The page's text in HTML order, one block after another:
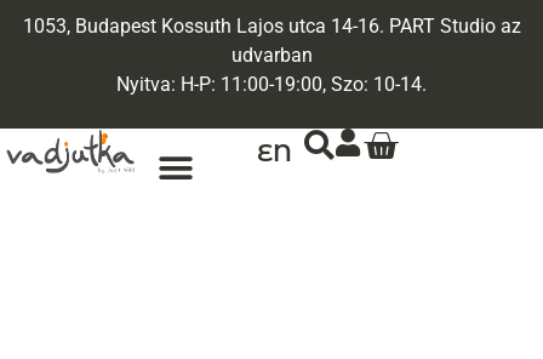
1053, Budapest Kossuth Lajos utca 14-16. PART Studio az
udvarban
Nyitva: H-P: 11:00-19:00, Szo: 10-14.
EN